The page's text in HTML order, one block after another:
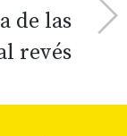
de las
revés